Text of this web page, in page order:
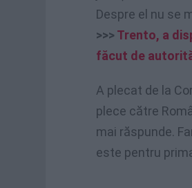
Despre el nu se
>>> Trento, a
făcut de
A plecat de la
plece către
mai răspunde.
este pentru